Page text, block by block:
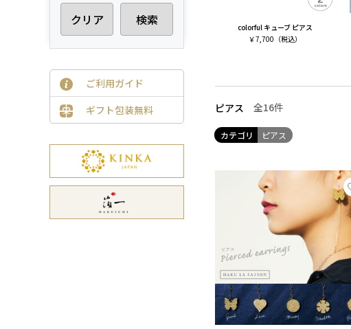
colorful キューブ ピアス
￥7,700 （税込）
ピアス 全16件
カテゴリ ピアス
クリア 検索
ご利用ガイド
ギフト包装無料